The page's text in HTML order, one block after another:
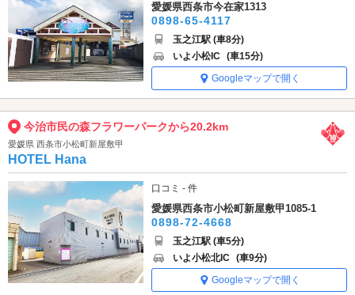
愛媛県西条市今在家1313
0898-65-4117
玉之江駅 (車8分)
いよ小松IC (車15分)
Googleマップで開く
今治市民の森フラワーパークから20.2km
愛媛県 西条市小松町新屋敷甲
HOTEL Hana
口コミ - 件
愛媛県西条市小松町新屋敷甲1085-1
0898-72-4668
玉之江駅 (車5分)
いよ小松北IC (車9分)
Googleマップで開く